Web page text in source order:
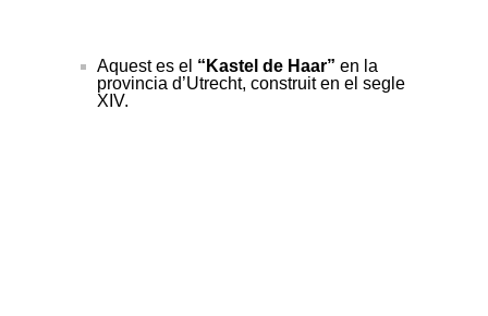
Aquest es el “Kastel de Haar” en la
provincia d’Utrecht, construit en el segle
XIV.